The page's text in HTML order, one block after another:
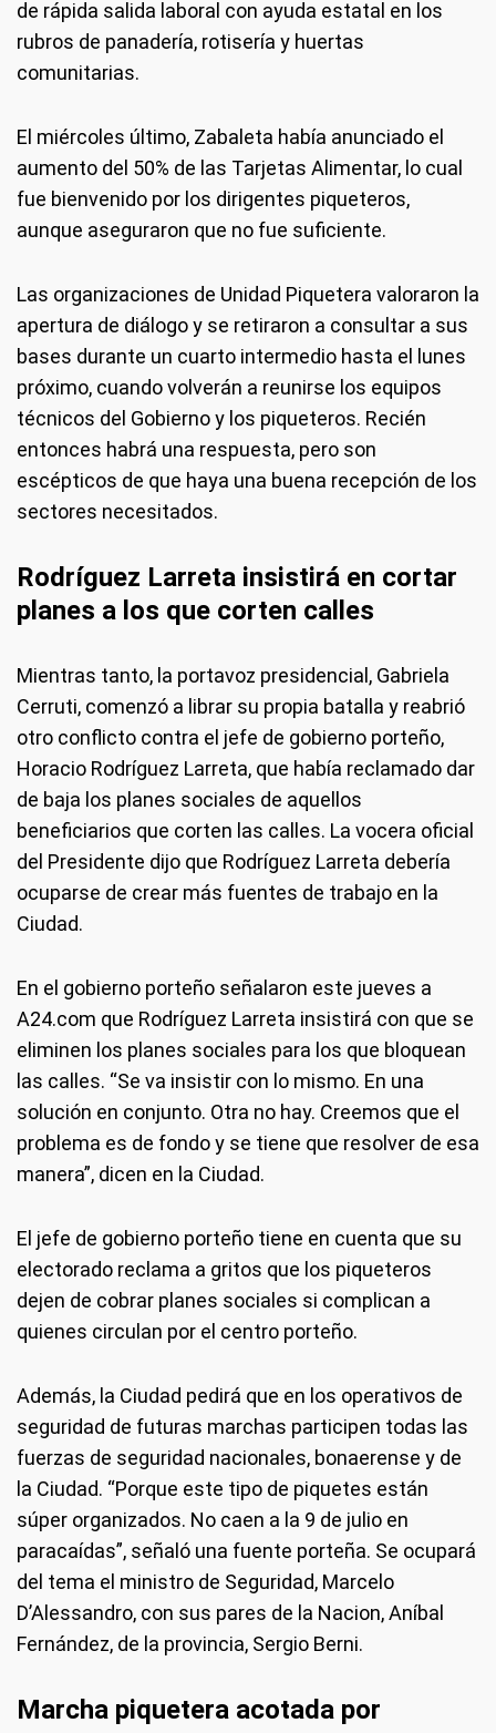
de rápida salida laboral con ayuda estatal en los
rubros de panadería, rotisería y huertas
comunitarias.
El miércoles último, Zabaleta había anunciado el
aumento del 50% de las Tarjetas Alimentar, lo cual
fue bienvenido por los dirigentes piqueteros,
aunque aseguraron que no fue suficiente.
Las organizaciones de Unidad Piquetera valoraron la
apertura de diálogo y se retiraron a consultar a sus
bases durante un cuarto intermedio hasta el lunes
próximo, cuando volverán a reunirse los equipos
técnicos del Gobierno y los piqueteros. Recién
entonces habrá una respuesta, pero son
escépticos de que haya una buena recepción de los
sectores necesitados.
Rodríguez Larreta insistirá en cortar
planes a los que corten calles
Mientras tanto, la portavoz presidencial, Gabriela
Cerruti, comenzó a librar su propia batalla y reabrió
otro conflicto contra el jefe de gobierno porteño,
Horacio Rodríguez Larreta, que había reclamado dar
de baja los planes sociales de aquellos
beneficiarios que corten las calles. La vocera oficial
del Presidente dijo que Rodríguez Larreta debería
ocuparse de crear más fuentes de trabajo en la
Ciudad.
En el gobierno porteño señalaron este jueves a
A24.com que Rodríguez Larreta insistirá con que se
eliminen los planes sociales para los que bloquean
las calles. “Se va insistir con lo mismo. En una
solución en conjunto. Otra no hay. Creemos que el
problema es de fondo y se tiene que resolver de esa
manera”, dicen en la Ciudad.
El jefe de gobierno porteño tiene en cuenta que su
electorado reclama a gritos que los piqueteros
dejen de cobrar planes sociales si complican a
quienes circulan por el centro porteño.
Además, la Ciudad pedirá que en los operativos de
seguridad de futuras marchas participen todas las
fuerzas de seguridad nacionales, bonaerense y de
la Ciudad. “Porque este tipo de piquetes están
súper organizados. No caen a la 9 de julio en
paracaídas”, señaló una fuente porteña. Se ocupará
del tema el ministro de Seguridad, Marcelo
D’Alessandro, con sus pares de la Nacion, Aníbal
Fernández, de la provincia, Sergio Berni.
Marcha piquetera acotada por